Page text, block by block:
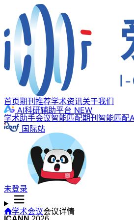
首页期刊推荐学术资讯关于我们
AI科研辅助平台 NEW
学术助手会议智能匹配期刊智能匹配
国际站
未登录
学术会议会议详情